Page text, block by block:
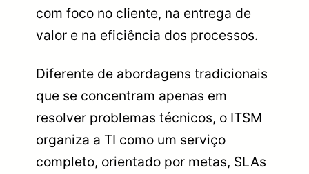
com foco no cliente, na entrega de
valor e na eficiência dos processos.
Diferente de abordagens tradicionais
que se concentram apenas em
resolver problemas técnicos, o ITSM
organiza a TI como um serviço
completo, orientado por metas, SLAs